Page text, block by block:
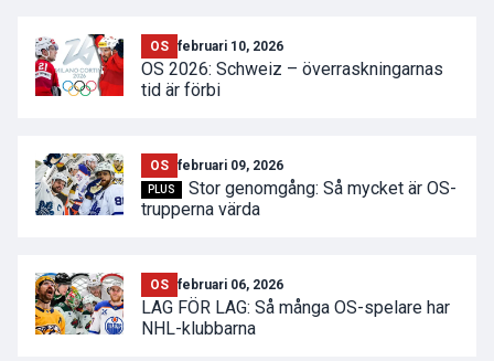
OS februari 10, 2026
OS 2026: Schweiz – överraskningarnas
tid är förbi
OS februari 09, 2026
PLUS
Stor genomgång: Så mycket är OS-
trupperna värda
OS februari 06, 2026
LAG FÖR LAG: Så många OS-spelare har
NHL-klubbarna